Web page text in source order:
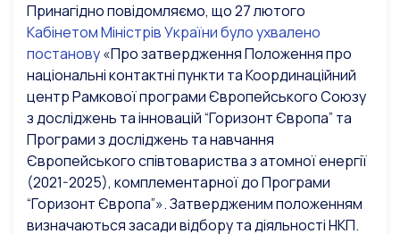
Принагідно повідомляємо, що 27 лютого
Кабінетом Міністрів України було ухвалено
постанову«Про затвердження Положення про
національні контактні пункти та Координаційний
центр Рамкової програми Європейського Союзу
з досліджень та інновацій “Горизонт Європа” та
Програми з досліджень та навчання
Європейського співтовариства з атомної енергії
(2021-2025), комплементарної до Програми
“Горизонт Європа”». Затвердженим положенням
визначаються засади відбору та діяльності НКП.